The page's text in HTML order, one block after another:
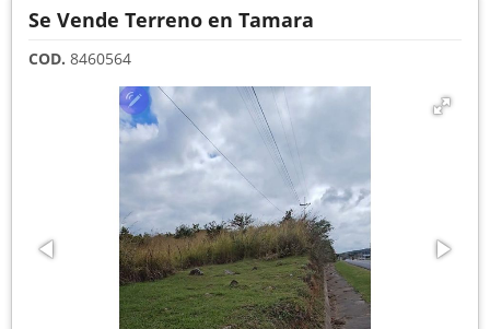
Se Vende Terreno en Tamara
COD. 8460564